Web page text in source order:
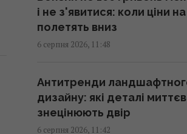
запаси" арсеналів ППО у
11:43 четвер, 06 серпня 2026
кандидатів від України:
Barristers Олексій Шевчук
заявив про провал
і не з'явитися: коли ціни
полетять вниз
6 серпня 2026, 11:48
Антитренди
дизайну: які деталі
знецінюють двір
6 серпня 2026, 11:42